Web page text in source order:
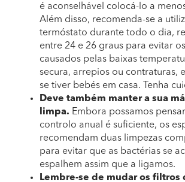
é aconselhável colocá-lo a
Além disso, recomenda-se a
termóstato durante todo o dia,
entre 24 e 26 graus para evitar
causados pelas baixas
secura, arrepios ou contraturas,
se tiver bebés em casa. Tenha
Deve também manter a sua
limpa. Embora possamos
controlo anual é suficiente, os
recomendam duas limpezas
para evitar que as bactérias se
espalhem assim que a ligamos.
Lembre-se de mudar os filtros